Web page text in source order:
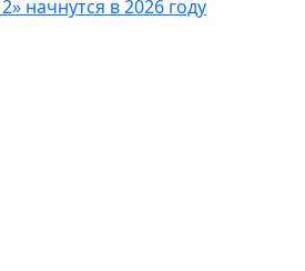
начнутся в 2026 году